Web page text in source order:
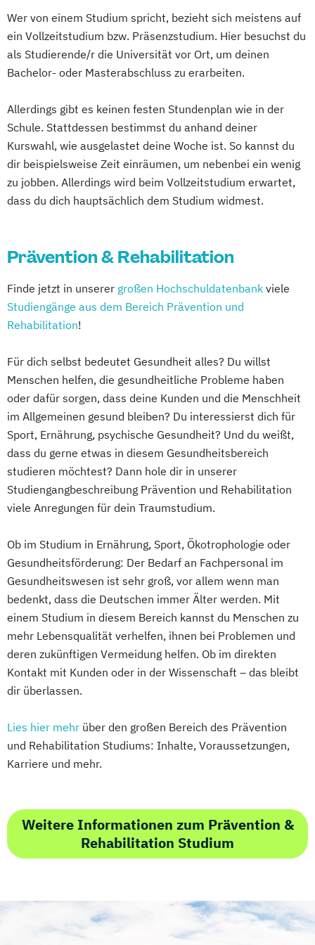
Wer von einem Studium spricht, bezieht sich meistens auf
ein Vollzeitstudium bzw. Präsenzstudium. Hier besuchst du
als Studierende/r die Universität vor Ort, um deinen
Bachelor- oder Masterabschluss zu erarbeiten.
Allerdings gibt es keinen festen Stundenplan wie in der
Schule. Stattdessen bestimmst du anhand deiner
Kurswahl, wie ausgelastet deine Woche ist. So kannst du
dir beispielsweise Zeit einräumen, um nebenbei ein wenig
zu jobben. Allerdings wird beim Vollzeitstudium erwartet,
dass du dich hauptsächlich dem Studium widmest.
Prävention & Rehabilitation
Finde jetzt in unserer großen Hochschuldatenbank viele
Studiengänge aus dem Bereich Prävention und
Rehabilitation!
Für dich selbst bedeutet Gesundheit alles? Du willst
Menschen helfen, die gesundheitliche Probleme haben
oder dafür sorgen, dass deine Kunden und die Menschheit
im Allgemeinen gesund bleiben? Du interessierst dich für
Sport, Ernährung, psychische Gesundheit? Und du weißt,
dass du gerne etwas in diesem Gesundheitsbereich
studieren möchtest? Dann hole dir in unserer
Studiengangbeschreibung Prävention und Rehabilitation
viele Anregungen für dein Traumstudium.
Ob im Studium in Ernährung, Sport, Ökotrophologie oder
Gesundheitsförderung: Der Bedarf an Fachpersonal im
Gesundheitswesen ist sehr groß, vor allem wenn man
bedenkt, dass die Deutschen immer Älter werden. Mit
einem Studium in diesem Bereich kannst du Menschen zu
mehr Lebensqualität verhelfen, ihnen bei Problemen und
deren zukünftigen Vermeidung helfen. Ob im direkten
Kontakt mit Kunden oder in der Wissenschaft – das bleibt
dir überlassen.
Lies hier mehr über den großen Bereich des Prävention
und Rehabilitation Studiums: Inhalte, Voraussetzungen,
Karriere und mehr.
Weitere Informationen zum Prävention &
Rehabilitation Studium